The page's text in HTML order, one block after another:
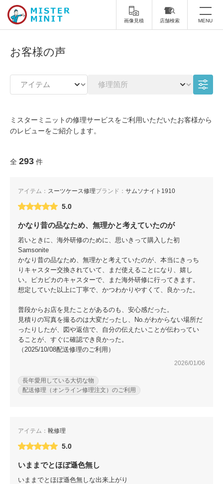
画像見積 店舗検索 MENU
靴修理
スニーカー修理
カバンの修理
印鑑・はんこの作製
包丁研ぎ 杖先の修理
店舗を探す
オンライン修理見積もりサービス（配送修理）
お問い合わせ
採用情報
CLOSE
お客様の声
ミスターミニットの修理サービスをご利用いただいたお客様から
のレビューをご紹介します。
全 293 件
アイテム： スーツケース修理ブランド： サムソナイト1910
5.0
かなり昔の品なため、無理かと考えていたのが
若いときに、海外研修のために、思いきって購入した初
Samsonite
かなり昔の品なため、無理かと考えていたのが、本当にきっち
りキャスター交換されていて、まだ使えることになり、嬉し
い。ピカピカのキャスターで、また海外研修に行ってきます。
想定していた以上に丁寧で、かつわかりやすくて、良かった。
普段からお店を見たことがあるのも、安心感だった。
見積りの写真を撮るのは大変だったし、No.がわからない場所だ
ったりしたが、図や返信で、自分の伝えたいことが伝わってい
ることが、すぐに確認でき良かった。
（2025/10/08配送修理のご利用）
2026/01/06
長年愛用している大切な物
配送修理（オンライン修理注文）のご利用
アイテム： 靴修理
5.0
いままでとほぼ遜色無し
いままでとほぼ遜色無しな出来上がり